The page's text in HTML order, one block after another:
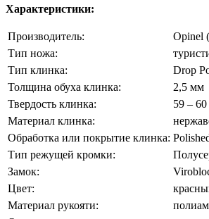
Характеристики:
Производитель:
Opinel
Тип ножа:
Тип клинка:
Drop
Толщина обуха клинка:
2,5 мм
Твердость клинка:
59 –
Материал клинка:
Обработка или покрытие клинка:
Тип режущей кромки:
Замок:
Цвет:
Материал рукояти: